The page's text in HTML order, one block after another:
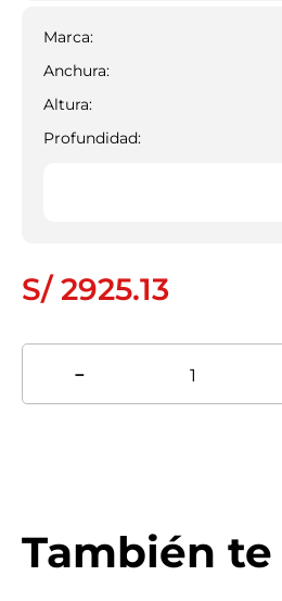
Marca:
Anchura:
Altura:
Profundidad:
S/ 2925.13
－
También